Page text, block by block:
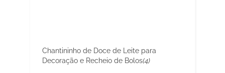
Chantininho de Doce de Leite para
Decoração e Recheio de Bolos(4)